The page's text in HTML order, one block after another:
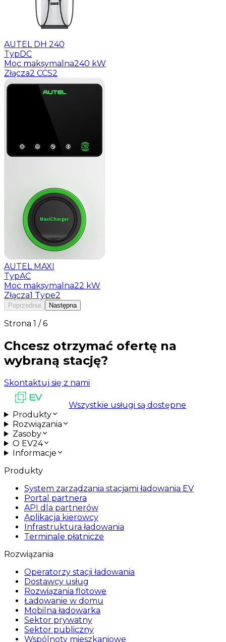
AUTEL DH 240
TypDC
Moc maksymalna240 kW
Złącza2 CCS2
AUTEL MAXI
TypAC
Moc maksymalna22 kW
Złącza1 Type2
Poprzednia Następna
Strona 1 / 6
Chcesz otrzymać ofertę na
wybraną stację?
Skontaktuj się z nami
Wszystkie usługi są dostępne
Produkty
Rozwiązania
Zasoby
O EV24
Informacje
Produkty
System zarządzania stacjami ładowania EV
Portal partnera
API dla partnerów
Aplikacja kierowcy
Infrastruktura ładowania
Terminale płatnicze
Rozwiązania
Operatorzy stacji ładowania
Dostawcy usług
Rozwiązania flotowe
Ładowanie w domu
Mobilna ładowarka
Sektor prywatny
Sektor publiczny
Wspólnoty mieszkaniowe